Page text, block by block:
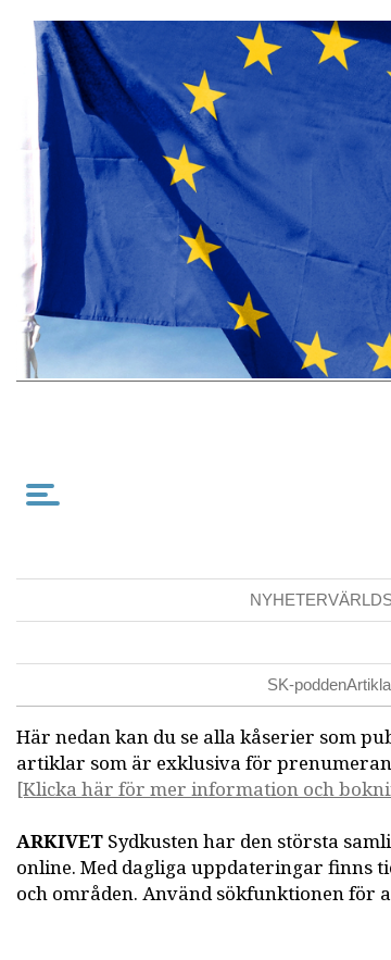
NYHETER
SK-podden
Här nedan kan du se alla kåserier som
artiklar som är exklusiva för
[Klicka här för mer information och
ARKIVET Sydkusten har den största
online. Med dagliga uppdateringar finns
och områden. Använd sökfunktionen för